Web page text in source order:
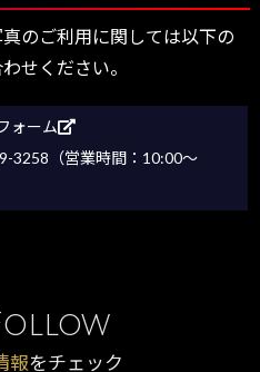
のご利用に関しては以下の
せください。
ォーム
3258（営業時間：10:00～
報をチェック